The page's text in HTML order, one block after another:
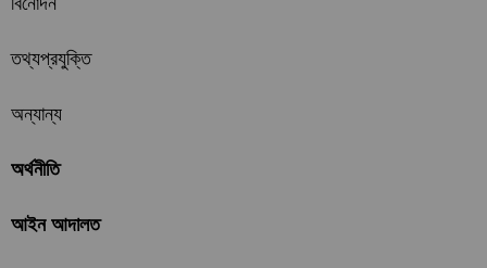
তথ্যপ্রযুক্তি
অন্যান্য
অর্থনীতি
আইন আদালত